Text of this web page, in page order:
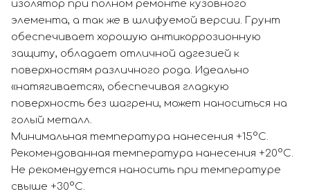
изолятор при полном ремонте кузовного
элемента, а так же в шлифуемой версии. Грунт
обеспечивает хорошую антикоррозионную
защиту, обладает отличной адгезией к
поверхностям различного рода. Идеально
«натягивается», обеспечивая гладкую
поверхность без шагрени, может наноситься на
голый металл.
Минимальная температура нанесения +15°С.
Рекомендованная температура нанесения +20°С.
Не рекомендуется наносить при температуре
свыше +30°С.